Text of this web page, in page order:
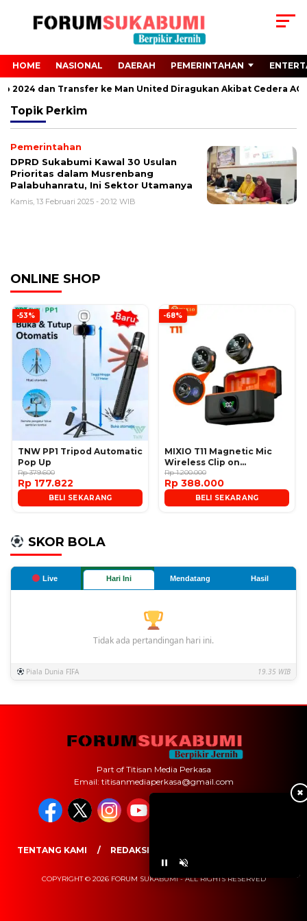
HOME NASIONAL DAERAH PEMERINTAHAN
2024 dan Transfer ke Man United Diragukan Akibat Cedera ACL
Topik Perkim
Pemerintahan
DPRD Sukabumi Kawal 30 Usulan
Prioritas dalam Musrenbang
Palabuhanratu, Ini Sektor Utamanya
Kamis, 13 Februari 2025 - 20:12 WIB
ONLINE SHOP
-53%
TNW PP1 Tripod Automatic
Pop Up
Rp 379.600
Rp 177.822
BELI SEKARANG
-68%
MIXIO T11 Magnetic Mic
Wireless Clip on
Microphone
Rp 1.200.000
Rp 388.000
BELI SEKARANG
SKOR BOLA
Live Hari Ini Mendatang Hasil
Tidak ada pertandingan hari ini.
Piala Dunia FIFA 19.35 WIB
✖
Part of Titisan Media Perkasa
Email: titisanmediaperkasa@gmail.com
TENTANG KAMI REDAKSI
COPYRIGHT © 2026 FORUM SUKABUMI - ALL RIGHTS RESERVED